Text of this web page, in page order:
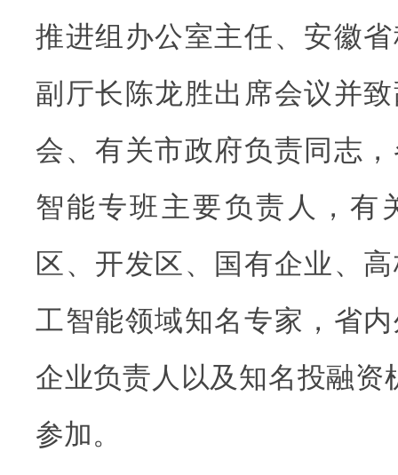
推进组办公室主任、安徽
副厅长陈龙胜出席会议并
会、有关市政府负责同志
智能专班主要负责人，有
区、开发区、国有企业、
工智能领域知名专家，省
企业负责人以及知名投融资
参加。